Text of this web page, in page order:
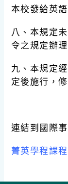
本校發給英
八、本規定
令之規定辦理
九、本規定
定後施行，
連結到國際
菁英學程課